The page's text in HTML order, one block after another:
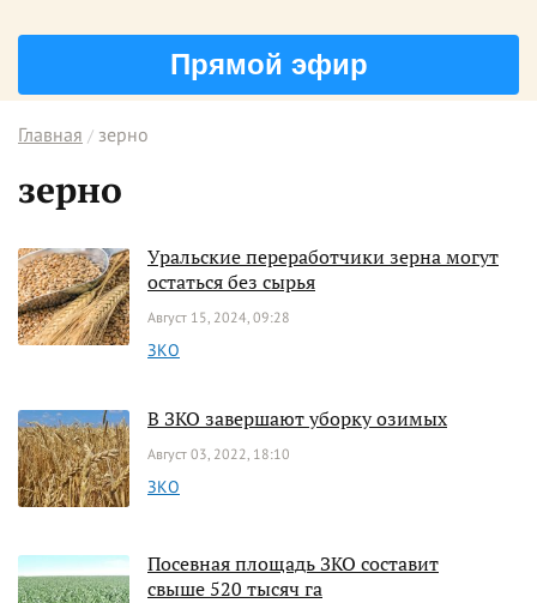
Прямой эфир
Главная зерно
зерно
Уральские переработчики зерна могут
остаться без сырья
Август 15, 2024, 09:28
ЗКО
В ЗКО завершают уборку озимых
Август 03, 2022, 18:10
ЗКО
Посевная площадь ЗКО составит
свыше 520 тысяч га